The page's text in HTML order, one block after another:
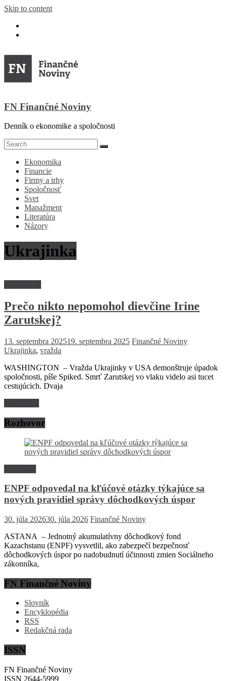
Skip to content
FN Finančné Noviny
Denník o ekonomike a spoločnosti
Ekonomika
Financie
Firmy a trhy
Spoločnosť
Svet
Manažment
Literatúra
Názory
Ukrajinka
Prečo nikto nepomohol dievčine Irine
Zarutskej?
13. septembra 202519. septembra 2025 Finančné Noviny
Ukrajinka, vražda
WASHINGTON – Vražda Ukrajinky v USA demonštruje úpadok
spoločnosti, píše Spiked. Smrť Zarutskej vo vlaku videlo asi tucet
cestujúcich. Dvaja
Rozhovor
ENPF odpovedal na kľúčové otázky týkajúce sa
nových pravidiel správy dôchodkových úspor
30. júla 202630. júla 2026 Finančné Noviny
ASTANA – Jednotný akumulatívny dôchodkový fond
Kazachstanu (ENPF) vysvetlil, ako zabezpečí bezpečnosť
dôchodkových úspor po nadobudnutí účinnosti zmien Sociálneho
zákonníka,
FN Finančné Noviny
Slovník
Encyklopédia
RSS
Redakčná rada
ISSN
FN Finančné Noviny
ISSN 2644-5999